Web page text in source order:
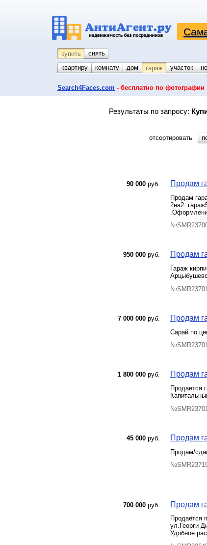
купить снять
квартиру
комнату койко-место
дом гараж участок
Search4Faces.com - бесплатно по фотографии
Результаты по запросу:
отсортировать
90 000 руб. Продам
Продам
2на2.
950 000 руб. Продам
Гараж
7 000 000 руб. Продам
Сарай по
1 800 000 руб. Продам
Продается
45 000 руб. Продам
Продам/
700 000 руб. Продам
Продаётся
ул.Георги
Удобное